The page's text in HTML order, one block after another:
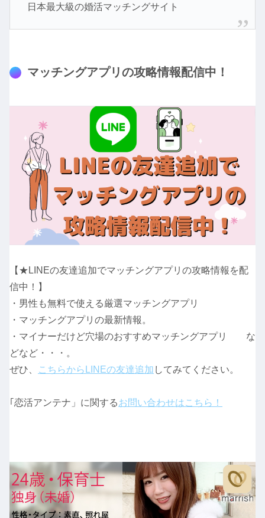
日本最大級の婚活マッチングサイト
マッチングアプリの攻略情報配信中！
【★LINEの友達追加でマッチングアプリの攻略情報を配
信中！】
・男性も無料で使える厳選マッチングアプリ
・マッチングアプリの最新情報。
・マイナーだけど穴場のおすすめマッチングアプリ な
どなど・・・。
ぜひ、
こちらからLINEの友達追加 してみてください。
｢恋活アンテナ」に関するお問い合わせはこちら！